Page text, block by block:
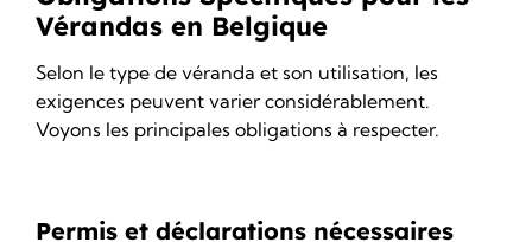
Vérandas en Belgique
Selon le type de véranda et son utilisation, les
exigences peuvent varier considérablement.
Voyons les principales obligations à respecter.
Permis et déclarations nécessaires